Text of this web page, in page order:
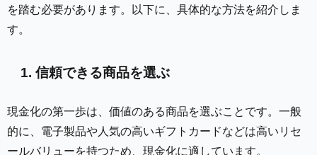
を踏む必要があります。以下に、具体的な方法を紹介しま
す。
1. 信頼できる商品を選ぶ
現金化の第一歩は、価値のある商品を選ぶことです。一般
的に、電子製品や人気の高いギフトカードなどは高いリセ
ールバリューを持つため、現金化に適しています。